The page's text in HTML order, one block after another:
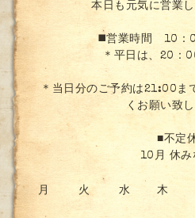
本日も元気に営業し
◼️営業時間 10：
＊平日は、20：
＊当日分のご予約は21:00ま
くお願い致し
■不定
10月 休み
月 火 水 木